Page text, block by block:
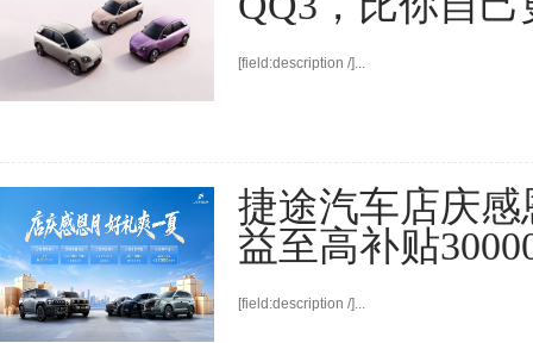
[field:description /]...
捷途汽车店庆
益至高补贴
[field:description /]...